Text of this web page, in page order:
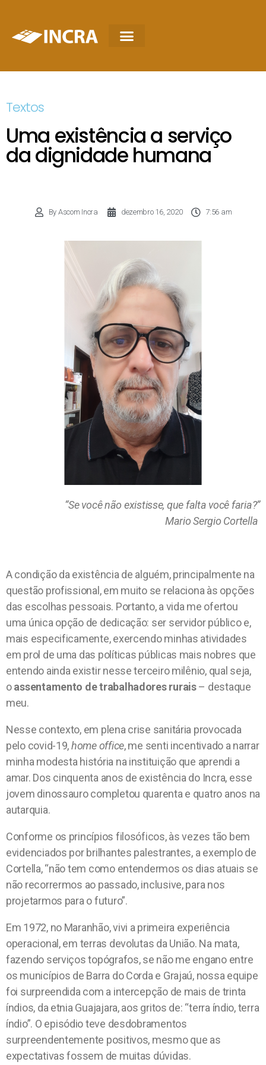
Textos
Uma existência a serviço
da dignidade humana
By Ascom Incra dezembro 16, 2020 7:56 am
“Se você não existisse, que falta você faria?”
Mario Sergio Cortella
A condição da existência de alguém, principalmente na
questão profissional, em muito se relaciona às opções
das escolhas pessoais. Portanto, a vida me ofertou
uma única opção de dedicação: ser servidor público e,
mais especificamente, exercendo minhas atividades
em prol de uma das políticas públicas mais nobres que
entendo ainda existir nesse terceiro milênio, qual seja,
oassentamento de trabalhadores rurais– destaque
meu.
Nesse contexto, em plena crise sanitária provocada
pelo covid-19,home office, me senti incentivado a narrar
minha modesta história na instituição que aprendi a
amar. Dos cinquenta anos de existência do Incra, esse
jovem dinossauro completou quarenta e quatro anos na
autarquia.
Conforme os princípios filosóficos, às vezes tão bem
evidenciados por brilhantes palestrantes, a exemplo de
Cortella, “não tem como entendermos os dias atuais se
não recorrermos ao passado, inclusive, para nos
projetarmos para o futuro”.
Em 1972, no Maranhão, vivi a primeira experiência
operacional, em terras devolutas da União. Na mata,
fazendo serviços topógrafos, se não me engano entre
os municípios de Barra do Corda e Grajaú, nossa equipe
foi surpreendida com a intercepção de mais de trinta
índios, da etnia Guajajara, aos gritos de: “terra índio, terra
índio”. O episódio teve desdobramentos
surpreendentemente positivos, mesmo que as
expectativas fossem de muitas dúvidas.